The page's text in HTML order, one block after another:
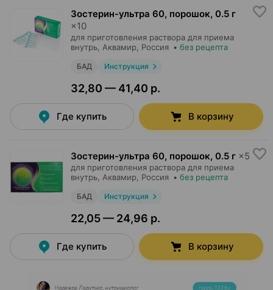
Зостерин-ультра 60, порошок, 0.5 г
×10
для приготовления раствора для приема
внутрь, Аквамир , Россия • без рецепта
БАД Инструкция
32,80 — 41,40 р.
Где купить В корзину
Зостерин-ультра 60, порошок, 0.5 г ×5
для приготовления раствора для приема
внутрь, Аквамир , Россия • без рецепта
БАД Инструкция
22,05 — 24,96 р.
Где купить В корзину